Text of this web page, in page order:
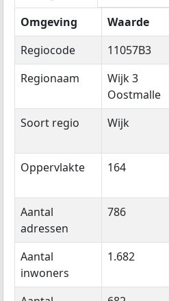
Omgeving
Waarde
Regiocode
11057B3
Regionaam
Wijk 3
Oostmalle
Soort regio Wijk
Oppervlakte 164
Aantal
adressen
786
Aantal
inwoners
1.682